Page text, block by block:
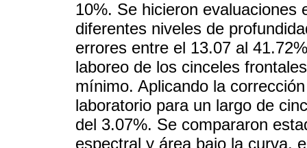
10%. Se hicieron evaluaciones
diferentes niveles de
errores entre el 13.07 al
laboreo de los cinceles
mínimo. Aplicando la
laboratorio para un largo de
del 3.07%. Se compararon
espectral y área bajo la curva,